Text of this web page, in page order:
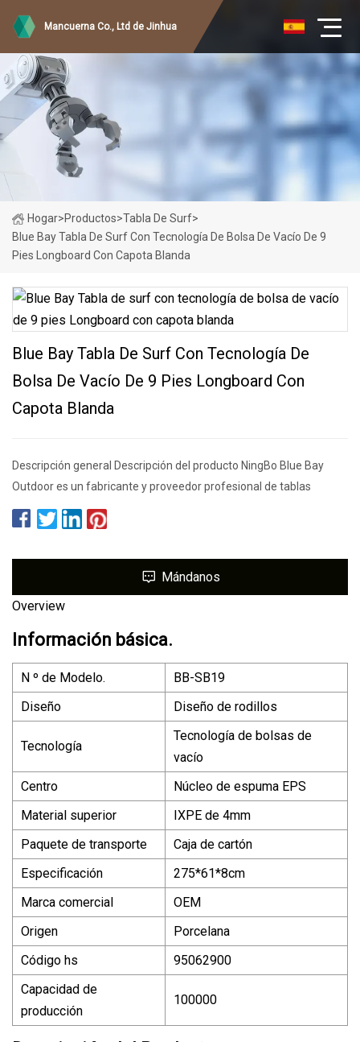
Mancuerna Co., Ltd de Jinhua
Hogar>Productos>Tabla De Surf>
Blue Bay Tabla De Surf Con Tecnología De Bolsa De Vacío De 9
Pies Longboard Con Capota Blanda
Blue Bay Tabla De Surf Con Tecnología De
Bolsa De Vacío De 9 Pies Longboard Con
Capota Blanda
Descripción general Descripción del producto NingBo Blue Bay
Outdoor es un fabricante y proveedor profesional de tablas
Mándanos
Overview
Información básica.
N º de Modelo.
BB-SB19
Diseño
Diseño de rodillos
Tecnología
Tecnología de bolsas de
vacío
Centro
Núcleo de espuma EPS
Material superior
IXPE de 4mm
Paquete de transporte
Caja de cartón
Especificación
275*61*8cm
Marca comercial
OEM
Origen
Porcelana
Código hs
95062900
Capacidad de
producción
100000